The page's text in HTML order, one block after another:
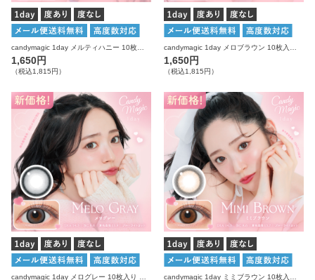
1,650円
（税込1,815円）
1,650円
（税込1,815円）